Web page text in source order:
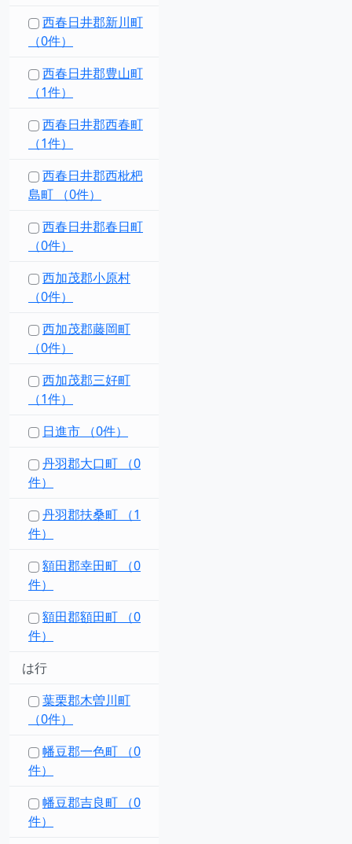
西春日井郡新川町
（0件）
西春日井郡豊山町
（1件）
西春日井郡西春町
（1件）
西春日井郡西枇杷
島町 （0件）
西春日井郡春日町
（0件）
西加茂郡小原村
（0件）
西加茂郡藤岡町
（0件）
西加茂郡三好町
（1件）
日進市 （0件）
丹羽郡大口町 （0
件）
丹羽郡扶桑町 （1
件）
額田郡幸田町 （0
件）
額田郡額田町 （0
件）
は行
葉栗郡木曽川町
（0件）
幡豆郡一色町 （0
件）
幡豆郡吉良町 （0
件）